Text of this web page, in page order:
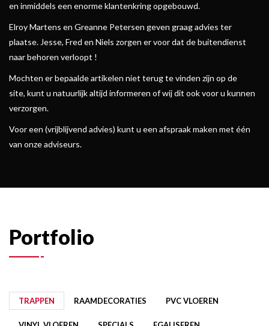
en inmiddels een enorme klantenkring opgebouwd.
Elroy Martens en Greanne Petersen geven graag advies ter
plaatse. Jesse, Fred en Niels zorgen er voor dat de buitendienst
naar behoren verloopt !
Mochten er bepaalde artikelen niet terug te vinden zijn op de
site, kunt u natuurlijk altijd informeren of wij dit ook voor u kunnen
verzorgen.
Voor een (vrijblijvend advies) kunt u een afspraak maken met één
van onze adviseurs.
Portfolio
TRAPPEN RAAMDECORATIES PVC VLOEREN